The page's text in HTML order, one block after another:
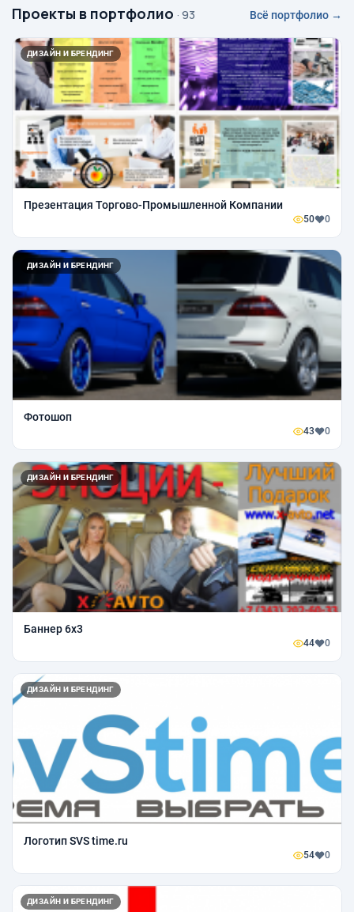
Проекты в портфолио · 93 Всё портфолио →
ДИЗАЙН И БРЕНДИНГ
Презентация Торгово-Промышленной Компании
50 0
ДИЗАЙН И БРЕНДИНГ
Фотошоп
43 0
ДИЗАЙН И БРЕНДИНГ
Баннер 6х3
44 0
ДИЗАЙН И БРЕНДИНГ
Логотип SVS time.ru
54 0
ДИЗАЙН И БРЕНДИНГ